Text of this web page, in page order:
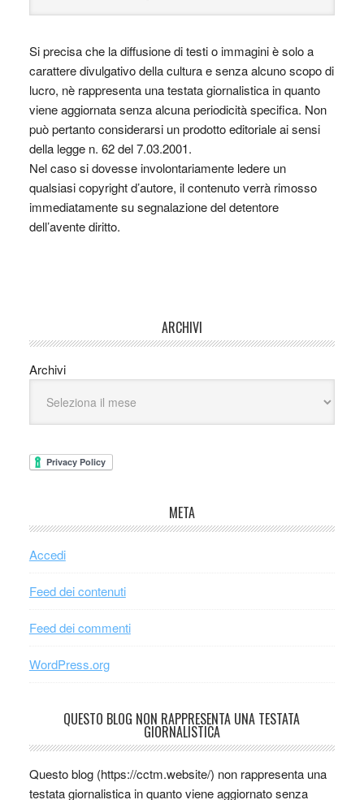
Si precisa che la diffusione di testi o immagini è solo a
carattere divulgativo della cultura e senza alcuno scopo di
lucro, nè rappresenta una testata giornalistica in quanto
viene aggiornata senza alcuna periodicità specifica. Non
può pertanto considerarsi un prodotto editoriale ai sensi
della legge n. 62 del 7.03.2001.
Nel caso si dovesse involontariamente ledere un
qualsiasi copyright d’autore, il contenuto verrà rimosso
immediatamente su segnalazione del detentore
dell’avente diritto.
ARCHIVI
Archivi
META
Accedi
Feed dei contenuti
Feed dei commenti
WordPress.org
QUESTO BLOG NON RAPPRESENTA UNA TESTATA
GIORNALISTICA
Questo blog (https://cctm.website/) non rappresenta una
testata giornalistica in quanto viene aggiornato senza